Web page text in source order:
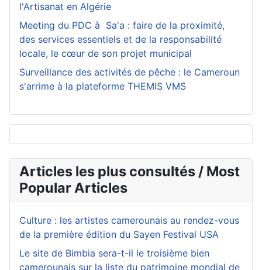
l'Artisanat en Algérie
Meeting du PDC à Sa'a : faire de la proximité,
des services essentiels et de la responsabilité
locale, le cœur de son projet municipal
Surveillance des activités de pêche : le Cameroun
s'arrime à la plateforme THEMIS VMS
Articles les plus consultés / Most
Popular Articles
Culture : les artistes camerounais au rendez-vous
de la première édition du Sayen Festival USA
Le site de Bimbia sera-t-il le troisième bien
camerounais sur la liste du patrimoine mondial de